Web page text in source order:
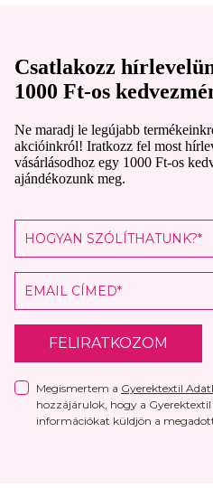
Csatlakozz
1000 Ft-os
Ne maradj le legújabb
akcióinkról! Iratkozz fel most
vásárlásodhoz egy 1000 Ft-os
ajándékozunk meg.
FELIRATKOZOM
Megismertem a Gyerektextil
hozzájárulok, hogy a
információkat küldjön a